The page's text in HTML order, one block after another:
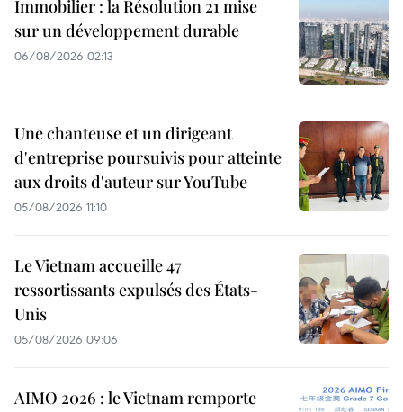
Immobilier : la Résolution 21 mise
sur un développement durable
06/08/2026 02:13
Une chanteuse et un dirigeant
d'entreprise poursuivis pour atteinte
aux droits d'auteur sur YouTube
05/08/2026 11:10
Le Vietnam accueille 47
ressortissants expulsés des États-
Unis
05/08/2026 09:06
AIMO 2026 : le Vietnam remporte